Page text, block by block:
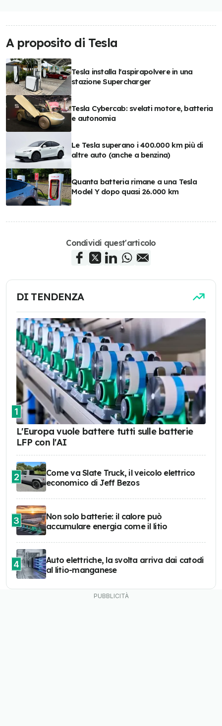
A proposito di Tesla
Tesla installa l'aspirapolvere in una
stazione Supercharger
Tesla Cybercab: svelati motore, batteria
e autonomia
Le Tesla superano i 400.000 km più di
altre auto (anche a benzina)
Quanta batteria rimane a una Tesla
Model Y dopo quasi 26.000 km
Condividi quest'articolo
DI TENDENZA
1
L'Europa vuole battere tutti sulle batterie
LFP con l'AI
2
Come va Slate Truck, il veicolo elettrico
economico di Jeff Bezos
3
Non solo batterie: il calore può
accumulare energia come il litio
4
Auto elettriche, la svolta arriva dai catodi
al litio-manganese